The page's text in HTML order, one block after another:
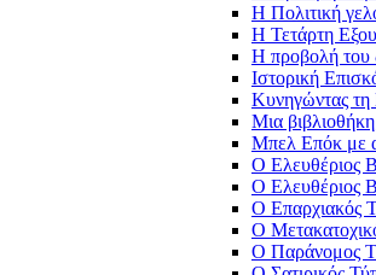
Η Πολιτική
Η Τετάρτη
Η προβολή του
Ιστορική
Κυνηγώντας
Μια
Μπελ Επόκ με
Ο Ελευθέριος
Ο Ελευθέριος
Ο Επαρχιακός
Ο
Ο Παράνομος